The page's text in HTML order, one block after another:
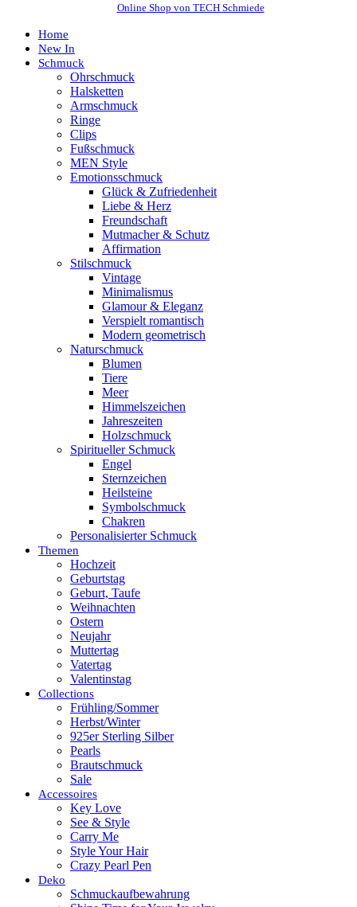
Online Shop von TECH Schmiede
Home
New In
Schmuck
Ohrschmuck
Halsketten
Armschmuck
Ringe
Clips
Fußschmuck
MEN Style
Emotionsschmuck
Glück & Zufriedenheit
Liebe & Herz
Freundschaft
Mutmacher & Schutz
Affirmation
Stilschmuck
Vintage
Minimalismus
Glamour & Eleganz
Verspielt romantisch
Modern geometrisch
Naturschmuck
Blumen
Tiere
Meer
Himmelszeichen
Jahreszeiten
Holzschmuck
Spiritueller Schmuck
Engel
Sternzeichen
Heilsteine
Symbolschmuck
Chakren
Personalisierter Schmuck
Themen
Hochzeit
Geburtstag
Geburt, Taufe
Weihnachten
Ostern
Neujahr
Muttertag
Vatertag
Valentinstag
Collections
Frühling/Sommer
Herbst/Winter
925er Sterling Silber
Pearls
Brautschmuck
Sale
Accessoires
Key Love
See & Style
Carry Me
Style Your Hair
Crazy Pearl Pen
Deko
Schmuckaufbewahrung